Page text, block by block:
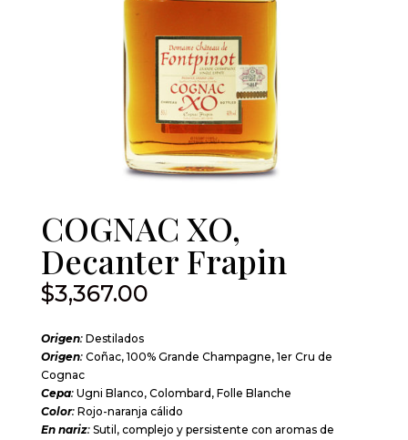
COGNAC XO,
Decanter Frapin
$3,367.00
Origen:Destilados
Origen:Coñac, 100% Grande Champagne, 1er Cru de
Cognac
Cepa:Ugni Blanco, Colombard, Folle Blanche
Color:Rojo-naranja cálido
En nariz:Sutil, complejo y persistente con aromas de